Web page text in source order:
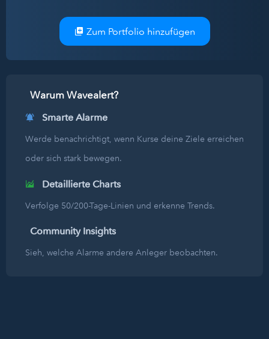
Zum Portfolio hinzufügen
Warum Wavealert?
Smarte Alarme
Werde benachrichtigt, wenn Kurse deine Ziele erreichen
oder sich stark bewegen.
Detaillierte Charts
Verfolge 50/200-Tage-Linien und erkenne Trends.
Community Insights
Sieh, welche Alarme andere Anleger beobachten.